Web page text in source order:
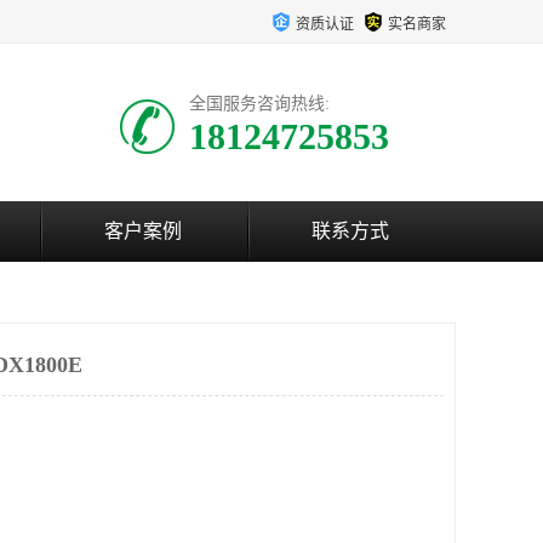
资质认证 实名商家
全国服务咨询热线:
18124725853
客户案例 联系方式